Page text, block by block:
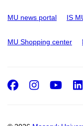
MU news portal IS
MU Shopping center
Facebook